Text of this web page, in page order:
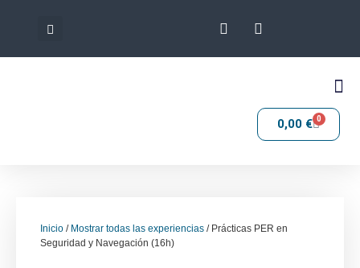
0,00 € 0
Inicio / Mostrar todas las experiencias / Prácticas PER en
Seguridad y Navegación (16h)